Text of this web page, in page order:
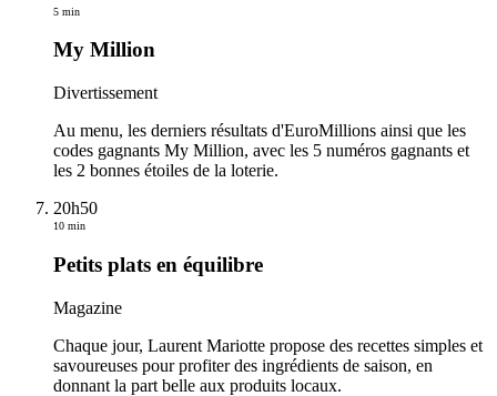
5 min
My Million
Divertissement
Au menu, les derniers résultats d'EuroMillions ainsi que les
codes gagnants My Million, avec les 5 numéros gagnants et
les 2 bonnes étoiles de la loterie.
20h50
10 min
Petits plats en équilibre
Magazine
Chaque jour, Laurent Mariotte propose des recettes simples et
savoureuses pour profiter des ingrédients de saison, en
donnant la part belle aux produits locaux.